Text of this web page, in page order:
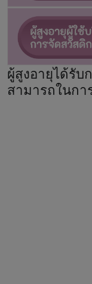
ผู้สูงอายุได้รับ
สามารถในกา